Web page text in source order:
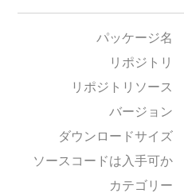
パッケージ名
リポジトリ
リポジトリソース
バージョン
ダウンロードサイズ
ソースコードは入手可か
カテゴリー